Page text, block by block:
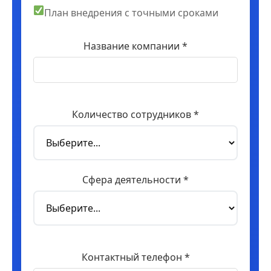
План внедрения с точными сроками
Название компании *
Количество сотрудников *
Сфера деятельности *
Контактный телефон *